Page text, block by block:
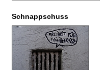
Schnappschuss